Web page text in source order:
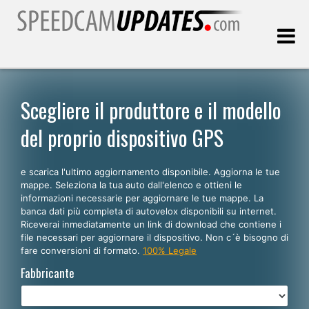
Clienti
SCEGLI LA LINGUA
Italiano
English
Español
Português
Scegliere il produttore e il modello
del proprio dispositivo GPS
e scarica l'ultimo aggiornamento disponibile. Aggiorna le tue
mappe. Seleziona la tua auto dall'elenco e ottieni le
informazioni necessarie per aggiornare le tue mappe. La
banca dati più completa di autovelox disponibili su internet.
Riceverai inmediatamente un link di download che contiene i
file necessari per aggiornare il dispositivo. Non c´è bisogno di
fare conversioni di formato. 100% Legale
Fabbricante